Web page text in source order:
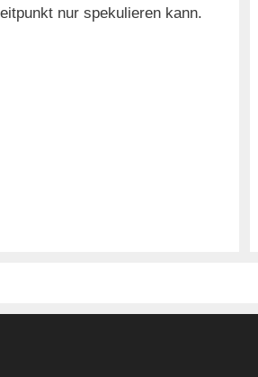
nur spekulieren kann.